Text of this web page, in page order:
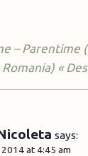
– Parentime
«
says:
at 4:45 am